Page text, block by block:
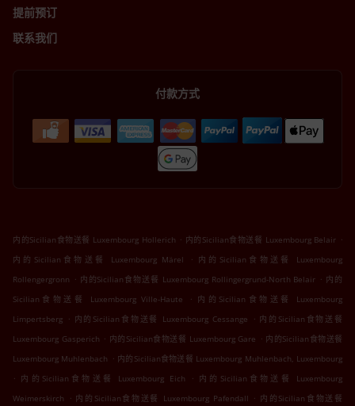
提前预订
联系我们
付款方式
内的Sicilian食物送餐 Luxembourg Hollerich . 内的Sicilian食物送餐 Luxembourg Belair .
内的Sicilian食物送餐 Luxembourg Märel
. 内的Sicilian食物送餐 Luxembourg
Rollengergronn . 内的Sicilian食物送餐 Luxembourg Rollingergrund-North Belair . 内的
Sicilian食物送餐 Luxembourg Ville-Haute
. 内的Sicilian食物送餐 Luxembourg
Limpertsberg . 内的Sicilian食物送餐 Luxembourg Cessange . 内的Sicilian食物送餐
Luxembourg Gasperich . 内的Sicilian食物送餐 Luxembourg Gare . 内的Sicilian食物送餐
Luxembourg Muhlenbach . 内的Sicilian食物送餐 Luxembourg Muhlenbach, Luxembourg
. 内的Sicilian食物送餐 Luxembourg Eich . 内的Sicilian食物送餐 Luxembourg
Weimerskirch
. 内的Sicilian食物送餐 Luxembourg Pafendall . 内的Sicilian食物送餐